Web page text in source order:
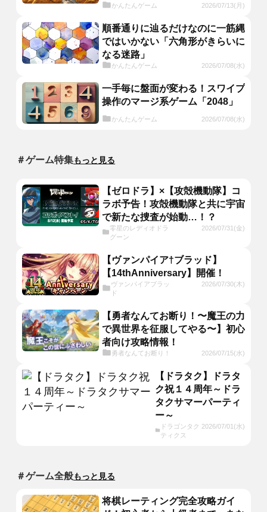
かんたんゲーム 2026/07/13(月)
順番通りに辿るだけなのに一筋縄
ではいかない「六角形がきらいに
なる迷路」
かんたんゲーム 2026/07/08(水)
一手毎に盤面が変わる！スワイプ
操作のマージ系ゲーム「2048」
かんたんゲーム 2026/07/08(水)
＃ゲーム特集もっと見る
【ゼロドラ】×【攻殻機動隊】コ
ラボ予告！攻殻機動隊と共に宇宙
で新たな捜査が始動…！？
零星のレディオドラ
グーン
2026/07/31(金)
【ヴァンパイア†ブラッド】
【14thAnniversary】開催！
ヴァンパイアブラッ
ド
2026/07/30(木)
【勇者なんてお断り！〜魔王の力
で異世界を征服してやる〜】初心
者向け攻略情報！
勇者なんてお断り！ 2026/07/15(水)
【ドラタク】ドラタ
ク祝１４周年～ドラ
タクサマーパーティ
ー～
ドラゴンタク
ティクス
2026/07/01(水)
＃ゲーム全般もっと見る
将棋レーティング完全攻略ガイ